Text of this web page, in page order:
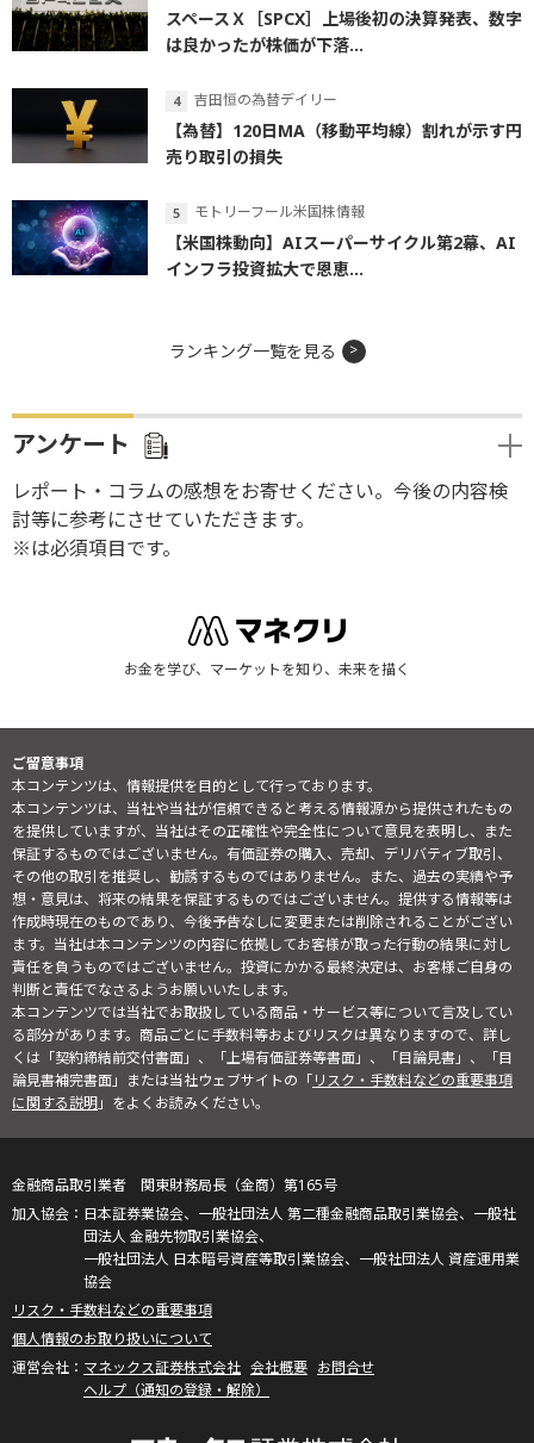
スペースＸ［SPCX］上場後初の決算発表、数字
は良かったが株価が下落...
吉田恒の為替デイリー
【為替】120日MA（移動平均線）割れが示す円
売り取引の損失
モトリーフール米国株情報
【米国株動向】AIスーパーサイクル第2幕、AI
インフラ投資拡大で恩恵...
ランキング一覧を見る
アンケート
レポート・コラムの感想をお寄せください。今後の内容検
討等に参考にさせていただきます。
※は必須項目です。
お金を学び、マーケットを知り、未来を描く
ご留意事項
本コンテンツは、情報提供を目的として行っております。
本コンテンツは、当社や当社が信頼できると考える情報源から提供されたもの
を提供していますが、当社はその正確性や完全性について意見を表明し、また
保証するものではございません。有価証券の購入、売却、デリバティブ取引、
その他の取引を推奨し、勧誘するものではありません。また、過去の実績や予
想・意見は、将来の結果を保証するものではございません。提供する情報等は
作成時現在のものであり、今後予告なしに変更または削除されることがござい
ます。当社は本コンテンツの内容に依拠してお客様が取った行動の結果に対し
責任を負うものではございません。投資にかかる最終決定は、お客様ご自身の
判断と責任でなさるようお願いいたします。
本コンテンツでは当社でお取扱している商品・サービス等について言及してい
る部分があります。商品ごとに手数料等およびリスクは異なりますので、詳し
くは「契約締結前交付書面」、「上場有価証券等書面」、「目論見書」、「目
論見書補完書面」または当社ウェブサイトの「リスク・手数料などの重要事項
に関する説明」をよくお読みください。
金融商品取引業者 関東財務局長（金商）第165号
日本証券業協会、一般社団法人 第二種金融商品取引業協会、一般社
団法人 金融先物取引業協会、
一般社団法人 日本暗号資産等取引業協会、一般社団法人 資産運用業
協会
リスク・手数料などの重要事項
個人情報のお取り扱いについて
マネックス証券株式会社 会社概要 お問合せ
ヘルプ（通知の登録・解除）